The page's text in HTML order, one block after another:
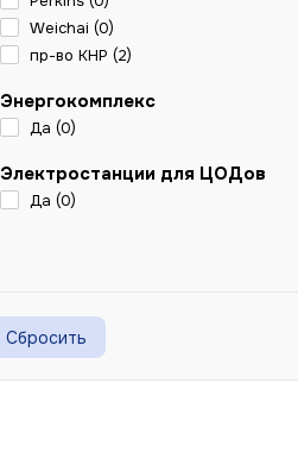
Weichai (0)
пр-во КНР (2)
Энергокомплекс
Да (0)
Электростанции для ЦОДов
Да (0)
Сбросить